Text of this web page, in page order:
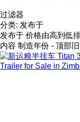
过滤器
分类: 发布于
发布于 价格由高到低
内容 制造年份 - 顶部